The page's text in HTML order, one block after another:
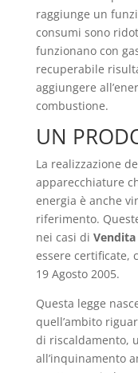
raggiunge un
consumi sono
funzionano con
recuperabile
aggiungere
combustione.
UN
La realizzazione
apparecchiature
energia è anche
riferimento.
nei casi di
essere certificate,
19 Agosto 2005.
Questa legge
quell’ambito
di riscaldamento,
all’inquinamento